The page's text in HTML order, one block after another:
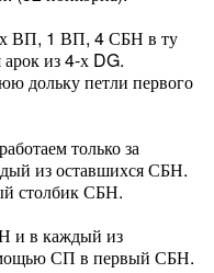
ВП, 1 ВП, 4 СБН в ту
из 4-х DG.
дольку петли первого
только за
из оставшихся СБН.
столбик СБН.
и в каждый из
СП в первый СБН.